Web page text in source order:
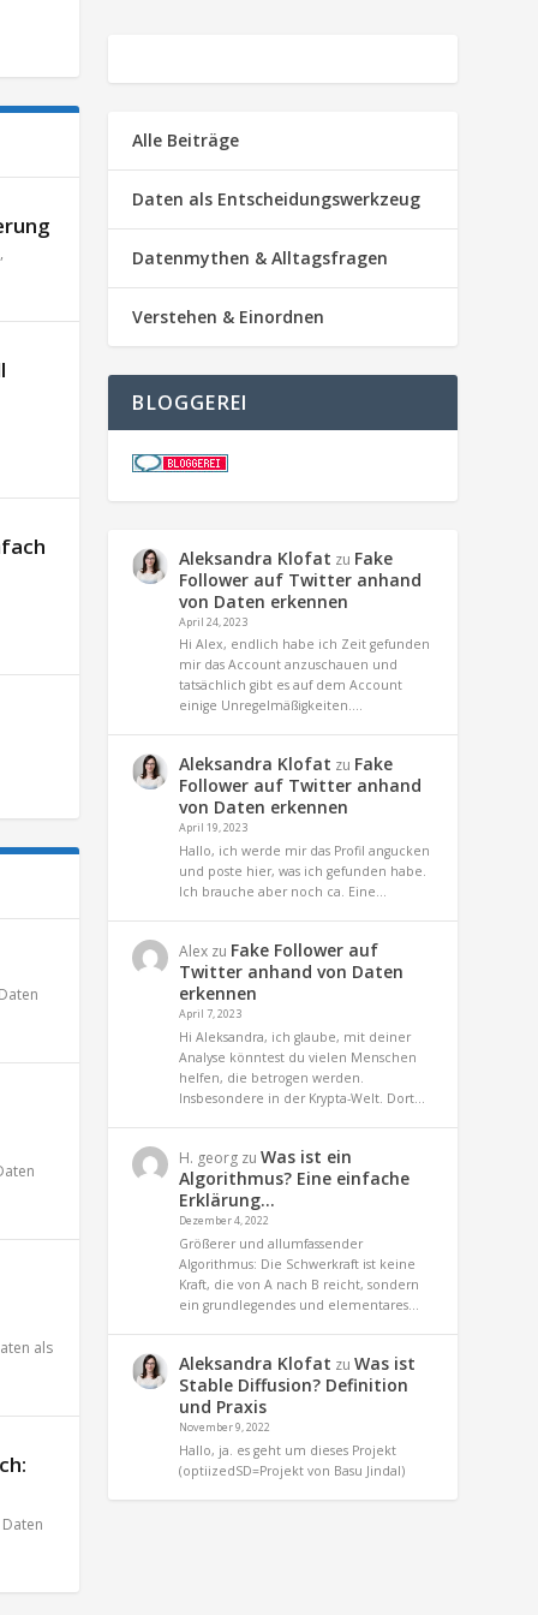
,
Daten
als
Daten
Alle Beiträge
Daten als Entscheidungswerkzeug
Datenmythen & Alltagsfragen
Verstehen & Einordnen
BLOGGEREI
Aleksandra Klofat zu Fake
Follower auf Twitter anhand
von Daten erkennen
April 24, 2023
Hi Alex, endlich habe ich Zeit gefunden
mir das Account anzuschauen und
tatsächlich gibt es auf dem Account
einige Unregelmäßigkeiten.…
Aleksandra Klofat zu Fake
Follower auf Twitter anhand
von Daten erkennen
April 19, 2023
Hallo, ich werde mir das Profil angucken
und poste hier, was ich gefunden habe.
Ich brauche aber noch ca. Eine…
Alex zu Fake Follower auf
Twitter anhand von Daten
erkennen
April 7, 2023
Hi Aleksandra, ich glaube, mit deiner
Analyse könntest du vielen Menschen
helfen, die betrogen werden.
Insbesondere in der Krypta-Welt. Dort…
H. georg zuWas ist ein
Algorithmus? Eine einfache
Erklärung…
Dezember 4, 2022
Größerer und allumfassender
Algorithmus: Die Schwerkraft ist keine
Kraft, die von A nach B reicht, sondern
ein grundlegendes und elementares…
Aleksandra Klofat zuWas ist
Stable Diffusion? Definition
und Praxis
November 9, 2022
Hallo, ja. es geht um dieses Projekt
(optiizedSD=Projekt von Basu Jindal)